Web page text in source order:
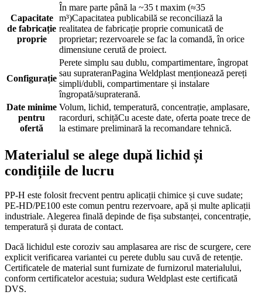
Capacitate
de fabricație
proprie
În mare parte până la ~35 t maxim (≈35
m³)Capacitatea publicabilă se reconciliază la
realitatea de fabricație proprie comunicată de
proprietar; rezervoarele se fac la comandă, în orice
dimensiune cerută de proiect.
Configurație
Perete simplu sau dublu, compartimentare, îngropat
sau suprateranPagina Weldplast menționează pereți
simpli/dubli, compartimentare și instalare
îngropată/supraterană.
Date minime
pentru
ofertă
Volum, lichid, temperatură, concentrație, amplasare,
racorduri, schițăCu aceste date, oferta poate trece de
la estimare preliminară la recomandare tehnică.
Materialul se alege după lichid și
condițiile de lucru
PP-H este folosit frecvent pentru aplicații chimice și cuve sudate;
PE-HD/PE100 este comun pentru rezervoare, apă și multe aplicații
industriale. Alegerea finală depinde de fișa substanței, concentrație,
temperatură și durata de contact.
Dacă lichidul este coroziv sau amplasarea are risc de scurgere, cere
explicit verificarea variantei cu perete dublu sau cuvă de retenție.
Certificatele de material sunt furnizate de furnizorul materialului,
conform certificatelor acestuia; sudura Weldplast este certificată
DVS.